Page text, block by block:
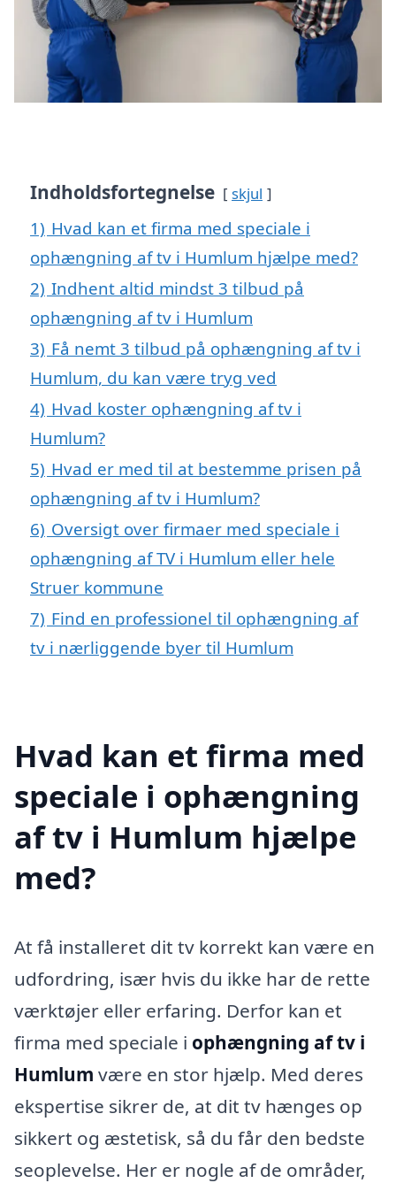
Indholdsfortegnelse skjul
1) Hvad kan et firma med speciale i
ophængning af tv i Humlum hjælpe med?
2) Indhent altid mindst 3 tilbud på
ophængning af tv i Humlum
3) Få nemt 3 tilbud på ophængning af tv i
Humlum, du kan være tryg ved
4) Hvad koster ophængning af tv i
Humlum?
5) Hvad er med til at bestemme prisen på
ophængning af tv i Humlum?
6) Oversigt over firmaer med speciale i
ophængning af TV i Humlum eller hele
Struer kommune
7) Find en professionel til ophængning af
tv i nærliggende byer til Humlum
Hvad kan et firma med
speciale i ophængning
af tv i Humlum hjælpe
med?
At få installeret dit tv korrekt kan være en
udfordring, især hvis du ikke har de rette
værktøjer eller erfaring. Derfor kan et
firma med speciale i ophængning af tv i
Humlum være en stor hjælp. Med deres
ekspertise sikrer de, at dit tv hænges op
sikkert og æstetisk, så du får den bedste
seoplevelse. Her er nogle af de områder,